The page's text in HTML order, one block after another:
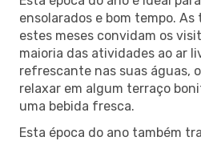
ensolarados e bom tempo.
estes meses convidam os
maioria das atividades ao ar
refrescante nas suas águas,
relaxar em algum terraço
uma bebida fresca.
Esta época do ano também